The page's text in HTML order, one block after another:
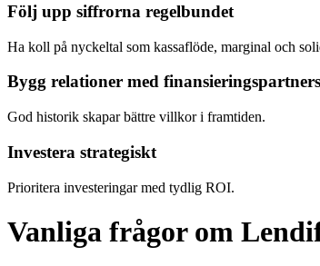
Följ upp siffrorna regelbundet
Ha koll på nyckeltal som kassaflöde, marginal och
Bygg relationer med finansieringspartners
God historik skapar bättre villkor i framtiden.
Investera strategiskt
Prioritera investeringar med tydlig ROI.
Vanliga frågor om